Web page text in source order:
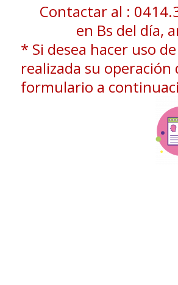
Contactar al :
en Bs del día,
* Si desea hacer uso
realizada su
formulario a